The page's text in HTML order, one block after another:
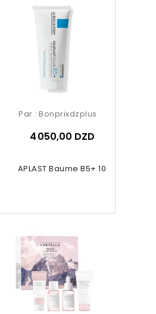
CICAPLAST Baume B5+ 100ml
Par : Bonprixdzplus
4 050,00 DZD